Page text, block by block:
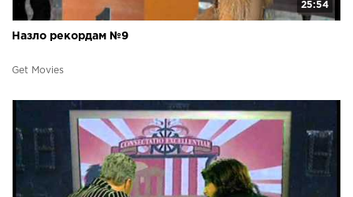
25:54
Назло рекордам №9
Get Movies